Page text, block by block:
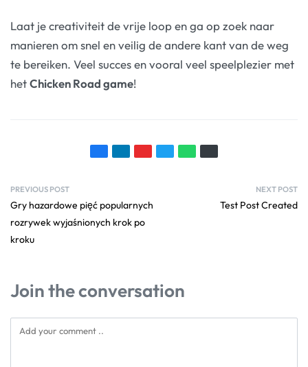
Laat je creativiteit de vrije loop en ga op zoek naar
manieren om snel en veilig de andere kant van de weg
te bereiken. Veel succes en vooral veel speelplezier met
hetChicken Road game!
PREVIOUS POST
Gry hazardowe pięć popularnych
rozrywek wyjaśnionych krok po
kroku
NEXT POST
Test Post Created
Join the conversation